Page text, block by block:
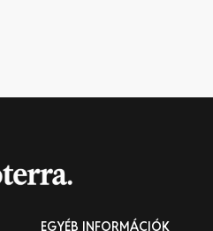
EGYÉB INFORMÁCIÓK